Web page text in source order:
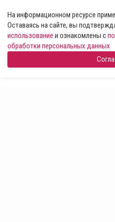
На информационном ресурсе
Оставаясь на сайте, вы
использование и ознакомлены с
обработки персональных данных